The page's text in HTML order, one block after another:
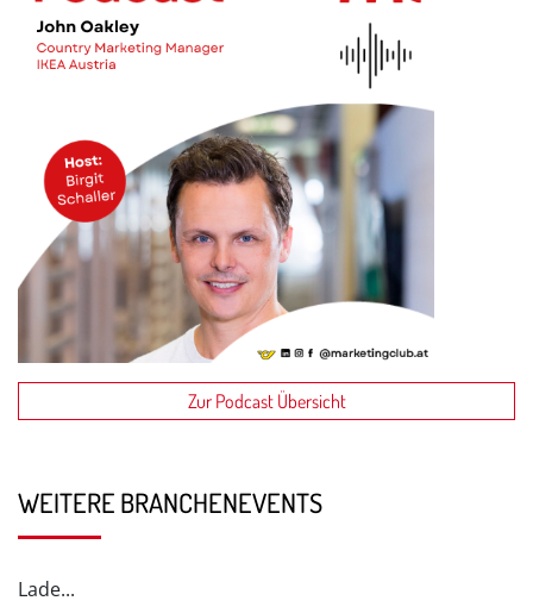
Zur Podcast Übersicht
WEITERE BRANCHENEVENTS
Lade...